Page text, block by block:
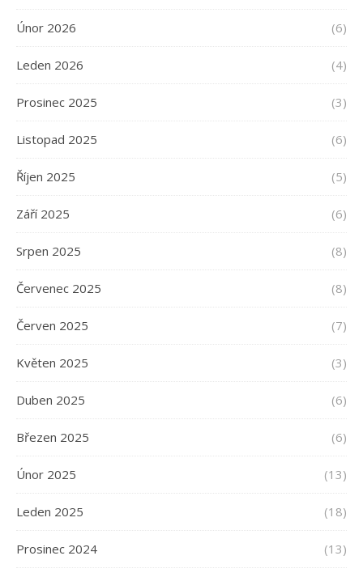
Únor 2026 (6)
Leden 2026 (4)
Prosinec 2025 (3)
Listopad 2025 (6)
Říjen 2025 (5)
Září 2025 (6)
Srpen 2025 (8)
Červenec 2025 (8)
Červen 2025 (7)
Květen 2025 (3)
Duben 2025 (6)
Březen 2025 (6)
Únor 2025 (13)
Leden 2025 (18)
Prosinec 2024 (13)